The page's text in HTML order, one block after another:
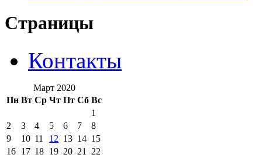
Страницы
Контакты
Март 2020
Пн Вт Ср Чт Пт Сб Вс
1
2
3 4 5 6 7
8
9
10 11 12 13 14 15
16 17 18 19 20 21
22